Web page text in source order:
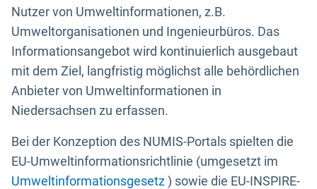
Nutzer von Umweltinformationen, z.B.
Umweltorganisationen und Ingenieurbüros. Das
Informationsangebot wird kontinuierlich ausgebaut
mit dem Ziel, langfristig möglichst alle behördlichen
Anbieter von Umweltinformationen in
Niedersachsen zu erfassen.
Bei der Konzeption des NUMIS-Portals spielten die
EU-Umweltinformationsrichtlinie (umgesetzt im
Umweltinformationsgesetz) sowie die EU-INSPIRE-